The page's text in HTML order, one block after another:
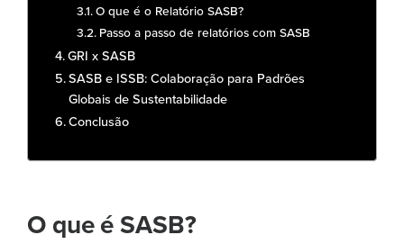
O que é o Relatório SASB?
Passo a passo de relatórios com SASB
GRI x SASB
SASB e ISSB: Colaboração para Padrões
Globais de Sustentabilidade
Conclusão
O que é SASB?